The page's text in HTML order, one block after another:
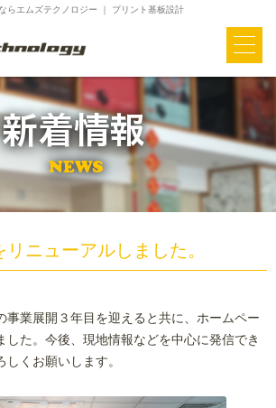
らエムズテクノロジー ｜ プリント基板設計
ニューアルしました。
事業展開３年目を迎えると共に、ホームペー
した。今後、現地情報などを中心に発信でき
くお願いします。